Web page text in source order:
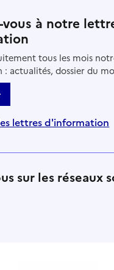
à notre
tous les mois
actualités, dossier du
lettres d'information
sur les réseaux